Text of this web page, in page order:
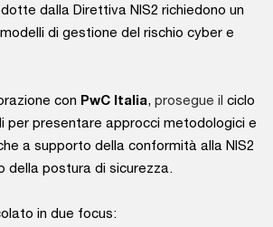
dalla Direttiva NIS2 richiedono un
di gestione del rischio cyber e
con PwC Italia, prosegue il ciclo
per presentare approcci metodologici e
a supporto della conformità alla NIS2
della postura di sicurezza.
in due focus: